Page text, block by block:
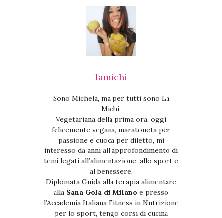
lamichi
Sono Michela, ma per tutti sono La
Michi.
Vegetariana della prima ora, oggi
felicemente vegana, maratoneta per
passione e cuoca per diletto, mi
interesso da anni all’approfondimento di
temi legati all’alimentazione, allo sport e
al benessere.
Diplomata Guida alla terapia alimentare
alla Sana Gola di Milano e presso
l’Accademia Italiana Fitness in Nutrizione
per lo sport, tengo corsi di cucina